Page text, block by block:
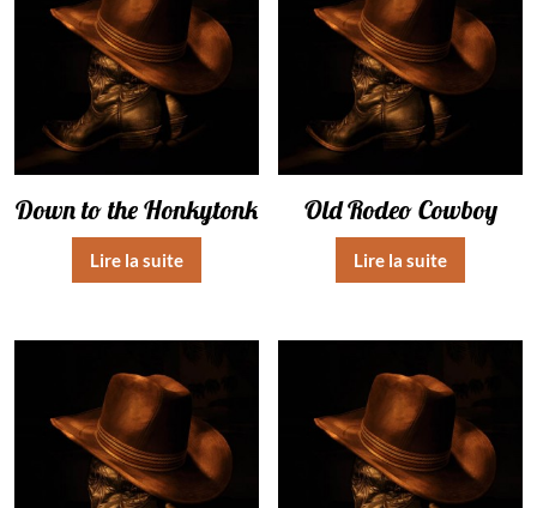
Down to the Honkytonk
Lire la suite
Old Rodeo Cowboy
Lire la suite